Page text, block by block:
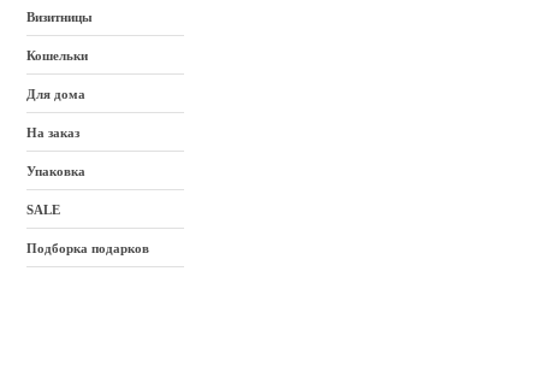
Визитницы
Кошельки
Для дома
На заказ
Упаковка
SALE
Подборка подарков